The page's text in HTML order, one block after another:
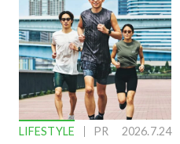
LIFESTYLE PR 2026.7.24